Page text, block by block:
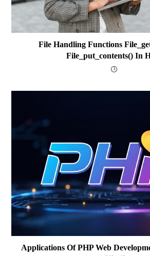
File Handling Functions
File_put_contents() In
Applications Of PHP Web